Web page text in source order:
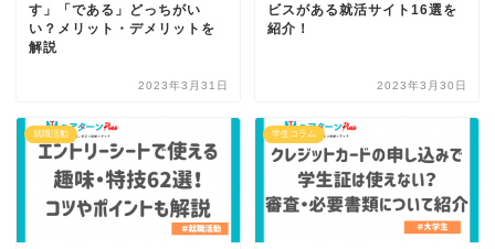
す」「である」どっちがい
い？メリット・デメリットを
解説
2023年3月31日
ビスがある就活サイト16選を
紹介！
2023年3月30日
就職活動 学生コラム